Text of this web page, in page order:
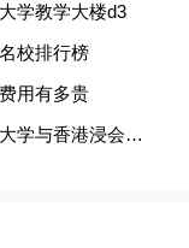
统文化的传